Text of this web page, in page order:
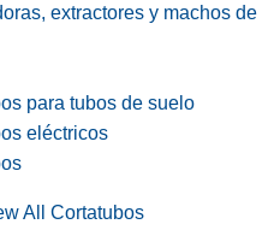
extractores y machos de
para tubos de suelo
eléctricos
All Cortatubos